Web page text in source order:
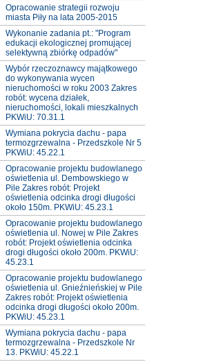
Opracowanie strategii rozwoju
miasta Piły na lata 2005-2015
Wykonanie zadania pt.: "Program
edukacji ekologicznej promującej
selektywną zbiórkę odpadów"
Wybór rzeczoznawcy majątkowego
do wykonywania wycen
nieruchomości w roku 2003 Zakres
robót: wycena działek,
nieruchomości, lokali mieszkalnych
PKWiU: 70.31.1
Wymiana pokrycia dachu - papa
termozgrzewalna - Przedszkole Nr 5
PKWiU: 45.22.1
Opracowanie projektu budowlanego
oświetlenia ul. Dembowskiego w
Pile Zakres robót: Projekt
oświetlenia odcinka drogi długości
około 150m. PKWiU: 45.23.1
Opracowanie projektu budowlanego
oświetlenia ul. Nowej w Pile Zakres
robót: Projekt oświetlenia odcinka
drogi długości około 200m. PKWiU:
45.23.1
Opracowanie projektu budowlanego
oświetlenia ul. Gnieźnieńskiej w Pile
Zakres robót: Projekt oświetlenia
odcinka drogi długości około 200m.
PKWiU: 45.23.1
Wymiana pokrycia dachu - papa
termozgrzewalna - Przedszkole Nr
13. PKWiU: 45.22.1